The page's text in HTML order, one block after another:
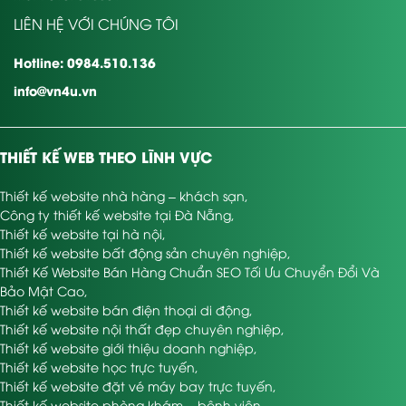
thiết kế web nội thất
kế có chuyên môn cao như sau:
Chuyên viên liên hệ & lấy tin tức về quý khách hàng như:
phong cách, phương châm cung cấp, quy mô ra đời &
yêu cầu nhằm đặt ra lời tư vấn thích hợp.
làm web nội thất phần giao diện trang chủ để quý khách
hàng tìm hiểu.
Tiếp nhận đánh giá từ quý khách hàng và chỉnh sửa chữa
sao cho bạn có 1 website chính thức nội thất đẹp nhất.
Tiếp tục thiết kế tiếp những phần còn lại cho website
chính thức nội thất.
Lập trình giao diện website nội thất cho homepage & hiển
thị trên di động.
Lập trình bộ công cụ quản trị website chính thức nội thất
LIÊN HỆ VỚI CHÚNG TÔI
Hotline: 0984.510.136
info@vn4u.vn
THIẾT KẾ WEB THEO LĨNH VỰC
Thiết kế website nhà hàng – khách sạn,
Công ty thiết kế website tại Đà Nẵng,
Thiết kế website tại hà nội,
Thiết kế website bất động sản chuyên nghiệp,
Thiết Kế Website Bán Hàng Chuẩn SEO Tối Ưu Chuyển Đổi Và
Bảo Mật Cao,
Thiết kế website bán điện thoại di động,
Thiết kế website nội thất đẹp chuyên nghiệp,
Thiết kế website giới thiệu doanh nghiệp,
Thiết kế website học trực tuyến,
Thiết kế website đặt vé máy bay trực tuyến,